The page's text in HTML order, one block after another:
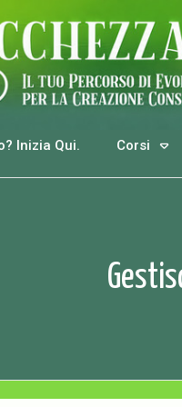
Inizia Qui. Corsi